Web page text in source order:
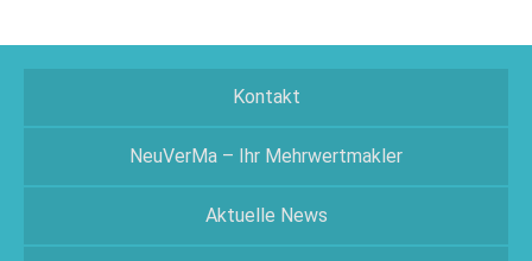
Kontakt
NeuVerMa – Ihr Mehrwertmakler
Aktuelle News